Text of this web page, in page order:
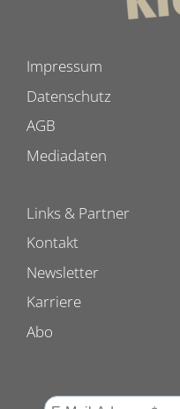
Impressum
Datenschutz
AGB
Mediadaten
Links & Partner
Kontakt
Newsletter
Karriere
Abo